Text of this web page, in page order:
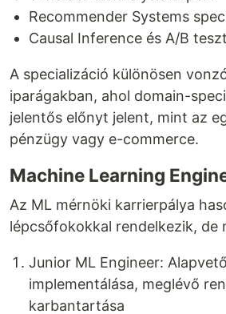
Recommender Systems
Causal Inference és A/B
A specializáció különösen
iparágakban, ahol domain-
jelentős előnyt jelent, mint az
pénzügy vagy e-commerce.
Machine Learning
Az ML mérnöki karrierpálya
lépcsőfokokkal rendelkezik, de
Junior ML Engineer:
implementálása, meglévő
karbantartása